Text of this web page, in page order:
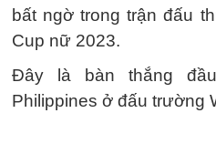
bất ngờ trong trận đấu
Cup nữ 2023.
Đây là bàn thắng
Philippines ở đấu trường